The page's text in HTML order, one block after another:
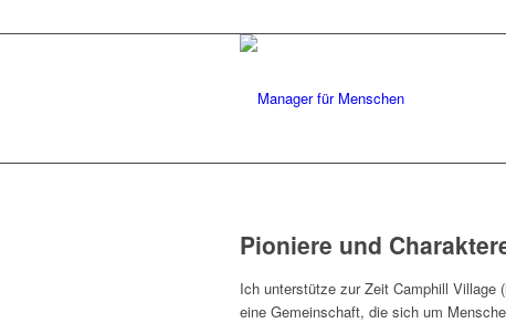
Pioniere und
Ich unterstütze zur Zeit Camphill Village (
eine Gemeinschaft, die sich um